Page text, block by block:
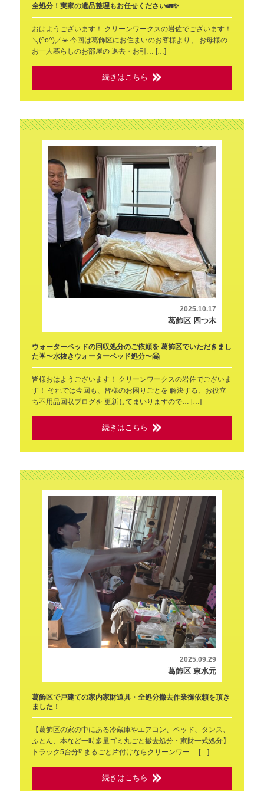
全処分！実家の遺品整理もお任せください🚛✨
おはようございます！ クリーンワークスの岩佐でございます！
＼(^o^)／☀️ 今回は葛飾区にお住まいのお客様より、 お母様の
お一人暮らしのお部屋の 退去・お引… […]
続きはこちら
2025.10.17
葛飾区 四つ木
ウォーターベッドの回収処分のご依頼を 葛飾区でいただきまし
た🌟〜水抜きウォーターベッド処分〜🤗
皆様おはようございます！ クリーンワークスの岩佐でございま
す！ それでは今回も、皆様のお困りごとを 解決する、お役立
ち不用品回収ブログを 更新してまいりますので… […]
続きはこちら
2025.09.29
葛飾区 東水元
葛飾区で戸建ての家内家財道具・全処分撤去作業御依頼を頂き
ました！
【葛飾区の家の中にある冷蔵庫やエアコン、ベッド、タンス、
ふとん、本など一時多量ゴミ丸ごと撤去処分・家財一式処分】
トラック5台分⁉ まるごと片付けならクリーンワー… […]
続きはこちら